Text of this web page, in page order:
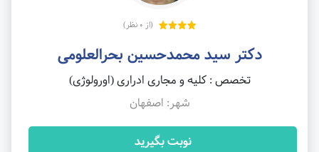
(از 0 نظر)
دکتر سید محمدحسین بحرالعلومی
تخصص : کلیه و مجاری ادراری (اورولوژی)
شهر: اصفهان
نوبت بگیرید